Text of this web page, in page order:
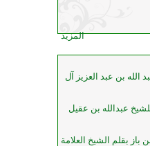
المزيد
بن عبد العزيز آل
عبدالله بن عقيل
بقلم الشيخ العلامة